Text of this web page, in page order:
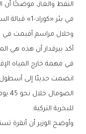
النفط والغاز، موضحًا أن
في بئر «كوراد-1» قبالة السواحل الصومالية.
وخلال مراسم أقيمت في
أكد بيرقدار أن هذه هي
في مهمة خارج المياه
انضمت حديثًا إلى أسطول
للبحرية التركية.